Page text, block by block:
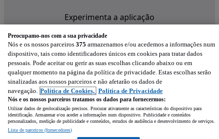
Experimenta a aplicação
Preocupamo-nos com a sua privacidade
Nós e os nossos parceiros 375 armazenamos e/ou acedemos a informações num
dispositivo, tais como identificadores únicos em cookies para tratar dados
pessoais. Pode aceitar ou gerir as suas escolhas clicando abaixo ou em
qualquer momento na página da política de privacidade. Estas escolhas serão
sinalizadas aos nossos parceiros e não afetarão os dados de
navegação. Política de Cookies, Política de Privacidade
Nós e os nossos parceiros tratamos os dados para fornecermos:
Utilizar dados de geolocalização precisos. Procurar ativamente as características do dispositivo para
identificação. Armazenar e/ou aceder a informações num dispositivo. Publicidade e conteúdos
personalizados, medição de publicidade e conteúdos, estudos de audiência e desenvolvimento de serviços.
Lista de parceiros (fornecedores)